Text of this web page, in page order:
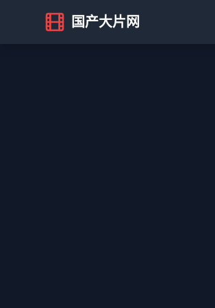
国产大片网